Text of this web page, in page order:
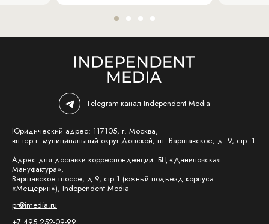
Telegram-канал Independent Media
Юридический адрес: 117105, г. Москва,
вн.тер.г. муниципальный округ Донской, ш. Варшавское, д. 9, стр. 1
Адрес для доставки корреспонденции: БЦ «Даниловская
Мануфактура»,
Варшавское шоссе, д.9, стр.1 (южный подъезд корпуса
«Мещерин»), Independent Media
pr@imedia.ru